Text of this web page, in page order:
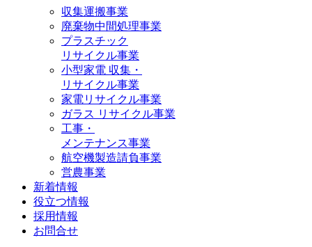
収集運搬事業
廃棄物中間処理事業
プラスチック
リサイクル事業
小型家電 収集・
リサイクル事業
家電リサイクル事業
ガラス リサイクル事業
工事・
メンテナンス事業
航空機製造請負事業
営農事業
新着情報
役立つ情報
採用情報
お問合せ